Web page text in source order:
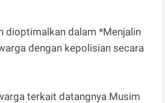
dioptimalkan dalam *Menjalin
dengan kepolisian secara
terkait datangnya Musim